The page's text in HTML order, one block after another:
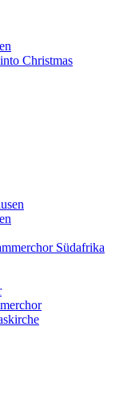
Christmas
Südafrika